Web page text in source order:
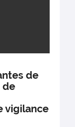
de
de
vigilance